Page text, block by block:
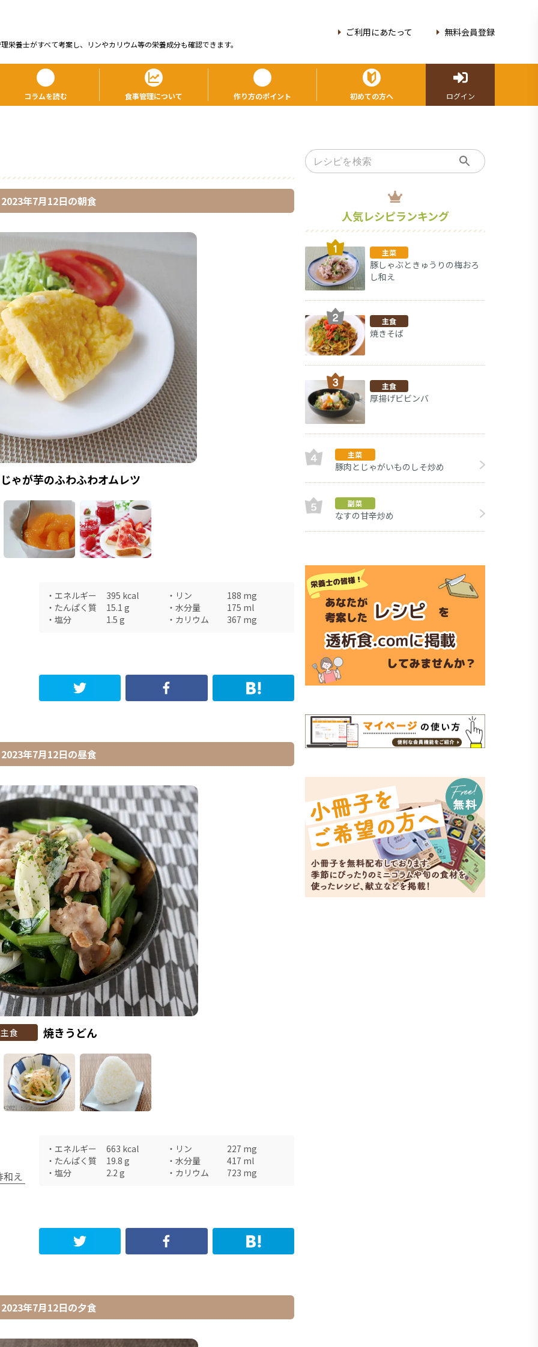
栄養⼠がすべて考案し、リンやカリウム等の栄養成分も確認できます。
ご利用にあたって 無料会員登録
コラムを読む 食事管理について 作り方のポイント 初めての方へ ログイン
2023年7月12日の朝食
じゃが芋のふわふわオムレツ
・ エネルギー 395 kcal ・ リン 188 mg
・ たんぱく質 15.1 g ・ 水分量 175 ml
・ 塩分 1.5 g ・ カリウム 367 mg
2023年7月12日の昼食
主食 焼きうどん
和え
・ エネルギー 663 kcal ・ リン 227 mg
・ たんぱく質 19.8 g ・ 水分量 417 ml
・ 塩分 2.2 g ・ カリウム 723 mg
2023年7月12日の夕食
人気レシピランキング
主菜
豚しゃぶときゅうりの梅おろ
し和え
主食
焼きそば
主食
厚揚げビビンバ
主菜
豚肉とじゃがいものしそ炒め
副菜
なすの甘辛炒め